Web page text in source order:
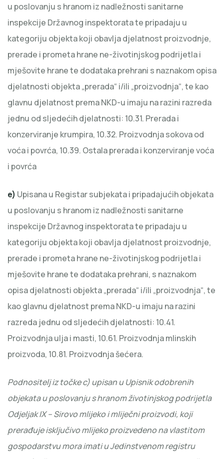
u poslovanju s hranom iz nadležnosti sanitarne
inspekcije Državnog inspektorata te pripadaju u
kategoriju objekta koji obavlja djelatnost proizvodnje,
prerade i prometa hrane ne-životinjskog podrijetla i
mješovite hrane te dodataka prehrani s naznakom opisa
djelatnosti objekta „prerada“ i/ili „proizvodnja“, te kao
glavnu djelatnost prema NKD-u imaju na razini razreda
jednu od sljedećih djelatnosti: 10.31. Prerada i
konzerviranje krumpira, 10.32. Proizvodnja sokova od
voća i povrća, 10.39. Ostala prerada i konzerviranje voća
i povrća
e) Upisana u Registar subjekata i pripadajućih objekata
u poslovanju s hranom iz nadležnosti sanitarne
inspekcije Državnog inspektorata te pripadaju u
kategoriju objekta koji obavlja djelatnost proizvodnje,
prerade i prometa hrane ne-životinjskog podrijetla i
mješovite hrane te dodataka prehrani, s naznakom
opisa djelatnosti objekta „prerada“ i/ili „proizvodnja“, te
kao glavnu djelatnost prema NKD-u imaju na razini
razreda jednu od sljedećih djelatnosti: 10.41.
Proizvodnja ulja i masti, 10.61. Proizvodnja mlinskih
proizvoda, 10.81. Proizvodnja šećera.
Podnositelj iz točke c) upisan u Upisnik odobrenih
objekata u poslovanju s hranom životinjskog podrijetla
Odjeljak IX – Sirovo mlijeko i mliječni proizvodi, koji
prerađuje isključivo mlijeko proizvedeno na vlastitom
gospodarstvu mora imati u Jedinstvenom registru